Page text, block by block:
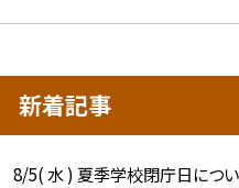
新着記事
8/5( 水 ) 夏季学校閉庁日につい